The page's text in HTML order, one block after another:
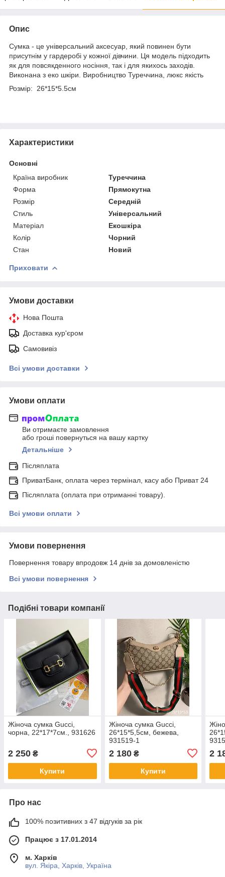
Опис
Сумка - це універсальний аксесуар, який повинен бути
присутнім у гардеробі у кожної дівчини. Ця модель підходить
як для повсякденного носіння, так і для якихось заходів.
Виконана з еко шкіри. Виробництво Туреччина, люкс якість
Розмір: 26*15*5.5см
Характеристики
Основні
Країна виробник
Туреччина
Форма
Прямокутна
Розмір
Середній
Стиль
Універсальний
Матеріал
Екошкіра
Колір
Чорний
Стан
Новий
Приховати
Умови доставки
Нова Пошта
Доставка кур'єром
Самовивіз
Всі умови доставки
Умови оплати
Ви отримаєте замовлення
або гроші повернуться на вашу картку
Детальніше
Післяплата
ПриватБанк, оплата через термінал, касу або Приват 24
Післяплата (оплата при отриманні товару).
Всі умови оплати
Умови повернення
Повернення товару впродовж 14 днів за домовленістю
Всі умови повернення
Подібні товари компанії
Жіноча сумка Gucci,
чорна, 22*17*7см., 931626
2 250 ₴
Купити
Жіноча сумка Gucci,
26*15*5,5см, бежева,
931519-1
2 180₴
Купити
2
Про нас
100% позитивних з 47 відгуків за рік
Працює з 17.01.2014
м. Харків
вул. Якіра, Харків, Україна